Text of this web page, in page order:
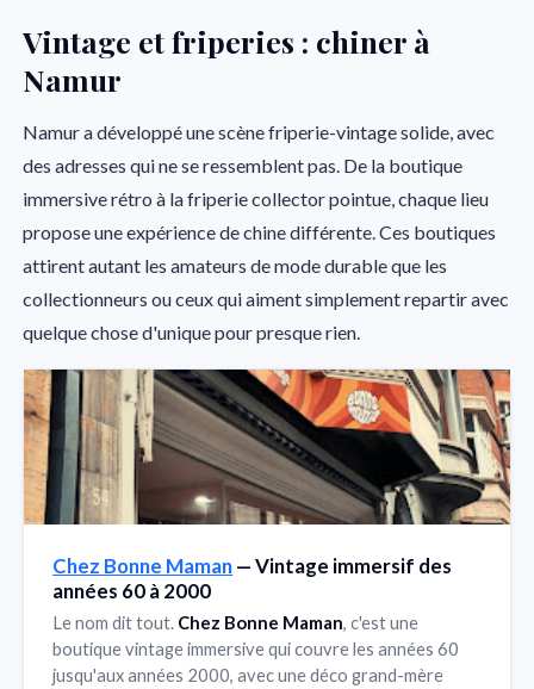
Vintage et friperies : chiner à
Namur
Namur a développé une scène friperie-vintage solide, avec
des adresses qui ne se ressemblent pas. De la boutique
immersive rétro à la friperie collector pointue, chaque lieu
propose une expérience de chine différente. Ces boutiques
attirent autant les amateurs de mode durable que les
collectionneurs ou ceux qui aiment simplement repartir avec
quelque chose d'unique pour presque rien.
Chez Bonne Maman— Vintage immersif des
années 60 à 2000
Le nom dit tout. Chez Bonne Maman, c'est une
boutique vintage immersive qui couvre les années 60
jusqu'aux années 2000, avec une déco grand-mère